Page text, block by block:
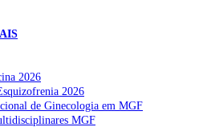
2026
2026
de Ginecologia em MGF
MGF